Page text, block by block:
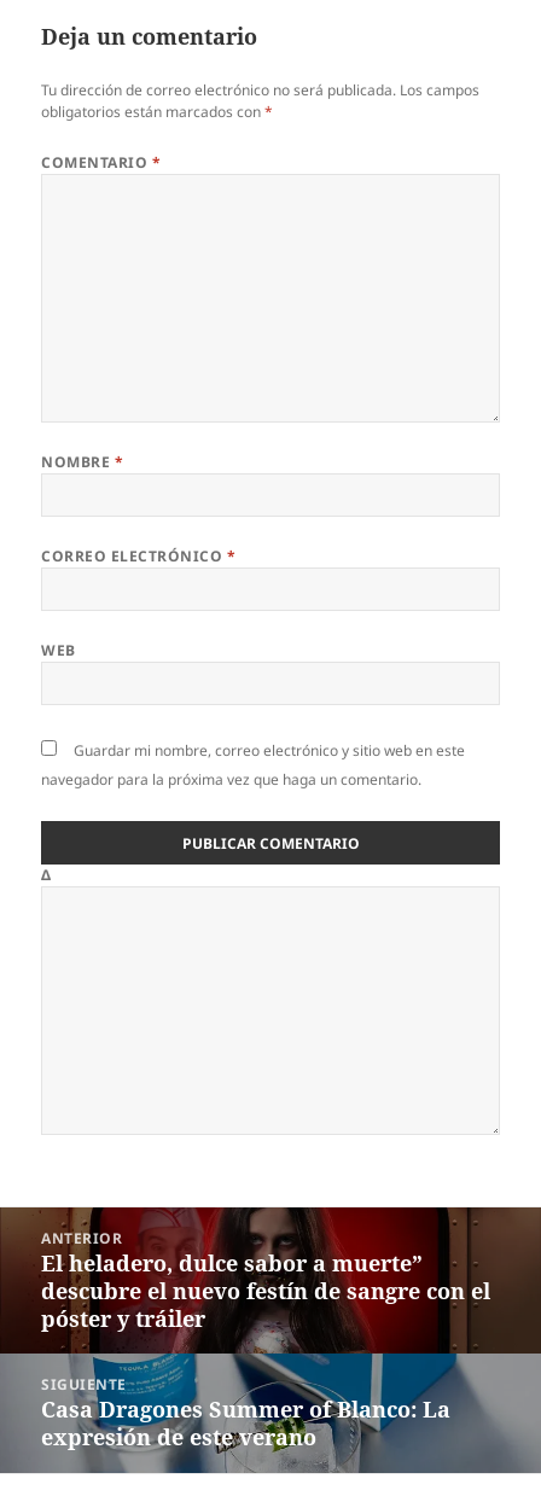
Deja un comentario
Tu dirección de correo electrónico no será publicada. Los campos
obligatorios están marcados con*
COMENTARIO *
NOMBRE *
CORREO ELECTRÓNICO *
WEB
Guardar mi nombre, correo electrónico y sitio web en este
navegador para la próxima vez que haga un comentario.
Δ
Navegación
entradas
ANTERIOR
Entrada
anterior:
El heladero, dulce sabor a muerte”
descubre el nuevo festín de sangre con el
póster y tráiler
SIGUIENTE
Siguiente
entrada:
Casa Dragones Summer of Blanco: La
expresión de este verano